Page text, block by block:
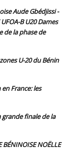
Aude Gbédjissi -
B U20 Dames
de la phase de
U-20 du Bénin
France: les
grande finale de la
BÉNINOISE NOËLLE